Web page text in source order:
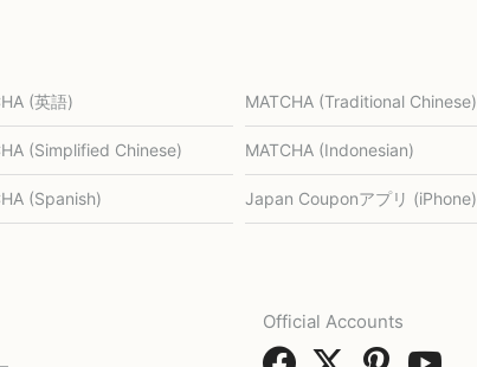
(英語) MATCHA (Traditional Chinese)
(Simplified Chinese) MATCHA (Indonesian)
(Spanish) Japan Couponアプリ (iPhone)
Official Accounts